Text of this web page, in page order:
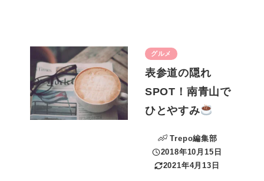
グルメ
表参道の隠れ
SPOT！南青山で
ひとやすみ
Trepo編集部
投稿日
2018年10月15日
更新日
2021年4月13日